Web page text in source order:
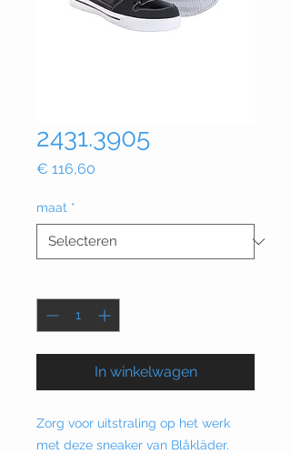
2431.3905
€ 116,60
maat *
In winkelwagen
Zorg voor uitstraling op het werk
met deze sneaker van Blåkläder.